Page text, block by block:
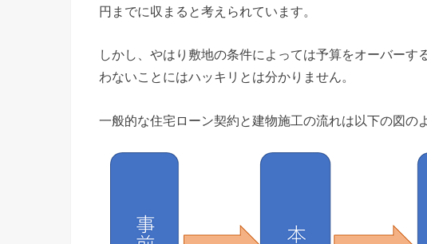
円までに収まると考えられています。
しかし、やはり敷地の条件によっては予算をオーバーす
わないことにはハッキリとは分かりません。
一般的な住宅ローン契約と建物施工の流れは以下の図の